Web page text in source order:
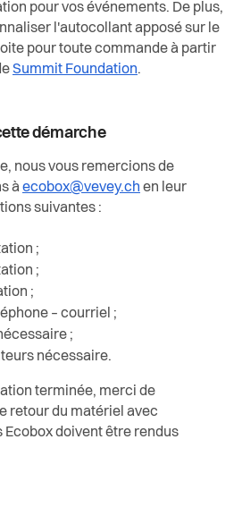
pour vos événements. De plus,
l'autocollant apposé sur le
pour toute commande à partir
Summit Foundation.
démarche
nous vous remercions de
àecobox@vevey.ch en leur
suivantes :
;
;
;
– courriel ;
;
nécessaire.
terminée, merci de
retour du matériel avec
Ecobox doivent être rendus